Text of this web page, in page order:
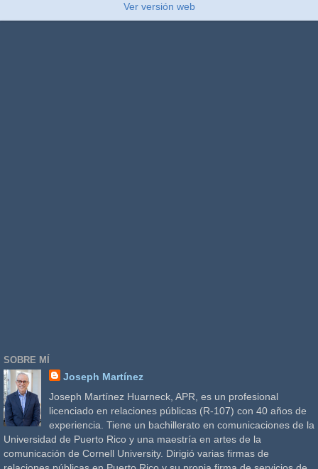
Ver versión web
SOBRE MÍ
Joseph Martínez
Joseph Martínez Huarneck, APR, es un profesional
licenciado en relaciones públicas (R-107) con 40 años de
experiencia. Tiene un bachillerato en comunicaciones de la
Universidad de Puerto Rico y una maestría en artes de la
comunicación de Cornell University. Dirigió varias firmas de